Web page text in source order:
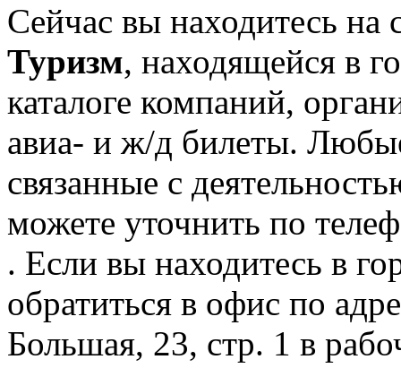
Сейчас вы находитесь на
Туризм, находящейся в
каталоге компаний,
авиа- и ж/д билеты.
связанные с
можете уточнить по
. Если вы находитесь в
обратиться в офис по
Большая, 23, стр. 1 в